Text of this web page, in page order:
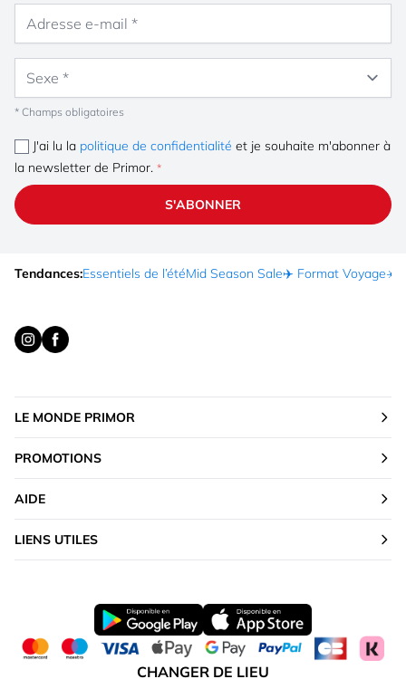
* Champs obligatoires
J'ai lu la politique de confidentialité et je souhaite m'abonner à
la newsletter de Primor.
S'ABONNER
Tendances:Essentiels de l’étéMid Season Sale✈️ Format Voyage☀️
LE MONDE PRIMOR
PROMOTIONS
AIDE
LIENS UTILES
CHANGER DE LIEU